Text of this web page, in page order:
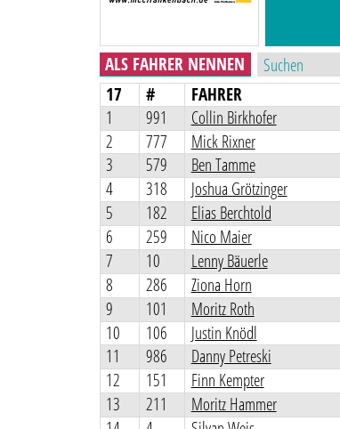
ALS FAHRER NENNEN
17
# FAHRER
1
991 Collin Birkhofer
2
777 Mick Rixner
3
579 Ben Tamme
4
318 Joshua Grötzinger
5
182 Elias Berchtold
6
259 Nico Maier
7
10 Lenny Bäuerle
8
286 Ziona Horn
9
101 Moritz Roth
10
106 Justin Knödl
11
986 Danny Petreski
12
151 Finn Kempter
13
211 Moritz Hammer